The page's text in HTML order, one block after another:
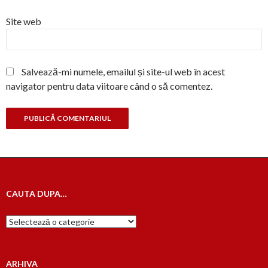
Site web
Salvează-mi numele, emailul și site-ul web în acest
navigator pentru data viitoare când o să comentez.
CAUTA DUPA…
Cauta
dupa…
ARHIVA